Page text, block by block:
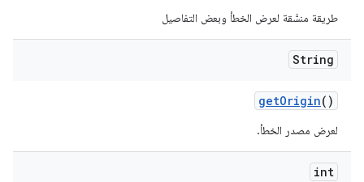
طريقة منسَّقة لعرض الخطأ وبعض التفاصيل
String
getOrigin()
لعرض مصدر الخطأ.
int